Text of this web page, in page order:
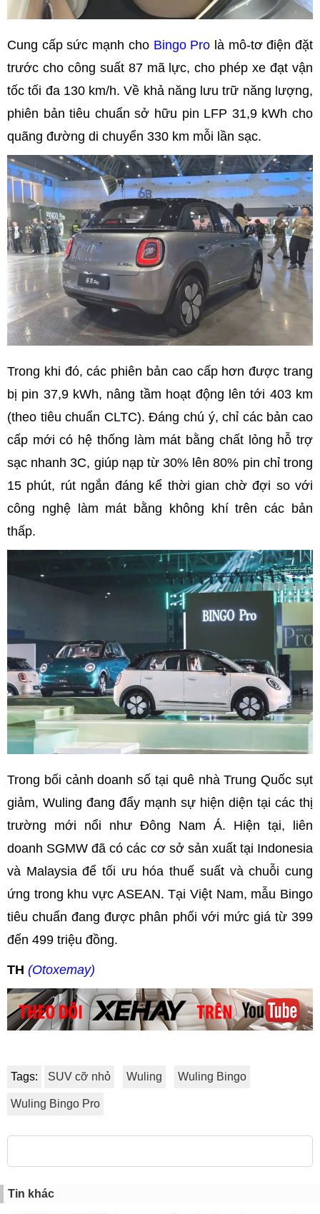
Cung cấp sức mạnh cho Bingo Pro là mô-tơ điện đặt
trước cho công suất 87 mã lực, cho phép xe đạt vận
tốc tối đa 130 km/h. Về khả năng lưu trữ năng lượng,
phiên bản tiêu chuẩn sở hữu pin LFP 31,9 kWh cho
quãng đường di chuyển 330 km mỗi lần sạc.
Trong khi đó, các phiên bản cao cấp hơn được trang
bị pin 37,9 kWh, nâng tầm hoạt động lên tới 403 km
(theo tiêu chuẩn CLTC). Đáng chú ý, chỉ các bản cao
cấp mới có hệ thống làm mát bằng chất lỏng hỗ trợ
sạc nhanh 3C, giúp nạp từ 30% lên 80% pin chỉ trong
15 phút, rút ngắn đáng kể thời gian chờ đợi so với
công nghệ làm mát bằng không khí trên các bản
thấp.
Trong bối cảnh doanh số tại quê nhà Trung Quốc sụt
giảm, Wuling đang đẩy mạnh sự hiện diện tại các thị
trường mới nổi như Đông Nam Á. Hiện tại, liên
doanh SGMW đã có các cơ sở sản xuất tại Indonesia
và Malaysia để tối ưu hóa thuế suất và chuỗi cung
ứng trong khu vực ASEAN. Tại Việt Nam, mẫu Bingo
tiêu chuẩn đang được phân phối với mức giá từ 399
đến 499 triệu đồng.
TH (Otoxemay)
Tags: SUV cỡ nhỏ Wuling Wuling Bingo
Wuling Bingo Pro
Tin khác